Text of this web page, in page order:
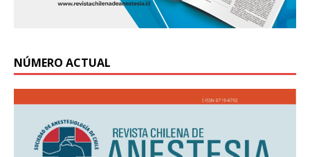
NÚMERO ACTUAL